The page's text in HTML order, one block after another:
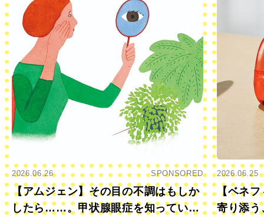
2026.06.26 SPONSORED
【アムジェン】その目の不調はもしか
したら……。甲状腺眼症を知っていま
2026.06.25
【ベネフ
寄り添う